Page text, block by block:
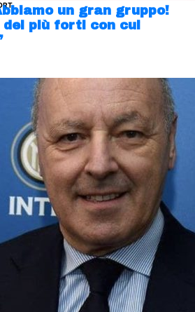
un gran gruppo!
dei più forti con cui